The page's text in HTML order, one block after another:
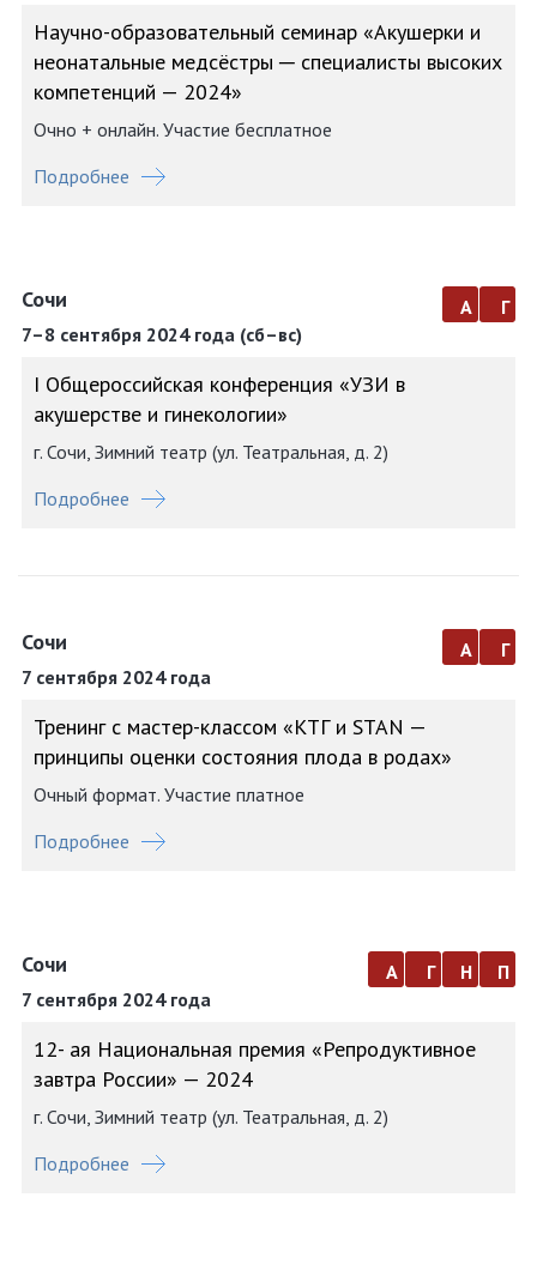
Научно-образовательный семинар «Акушерки и
неонатальные медсёстры ─ специалисты высоких
компетенций — 2024»
Очно + онлайн. Участие бесплатное
Подробнее
Сочи
7–8 сентября 2024 года (сб–вс)
а г
I Общероссийская конференция «УЗИ в
акушерстве и гинекологии»
г. Сочи, Зимний театр (ул. Театральная, д. 2)
Подробнее
Сочи
7 сентября 2024 года
а г
Тренинг с мастер-классом «КТГ и STAN —
принципы оценки состояния плода в родах»
Очный формат. Участие платное
Подробнее
Сочи
7 сентября 2024 года
а г н п
12- ая Национальная премия «Репродуктивное
завтра России» — 2024
г. Сочи, Зимний театр (ул. Театральная, д. 2)
Подробнее